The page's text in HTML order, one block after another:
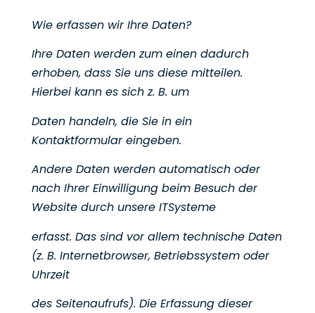
Wie erfassen wir Ihre Daten?
Ihre Daten werden zum einen dadurch
erhoben, dass Sie uns diese mitteilen.
Hierbei kann es sich z. B. um
Daten handeln, die Sie in ein
Kontaktformular eingeben.
Andere Daten werden automatisch oder
nach Ihrer Einwilligung beim Besuch der
Website durch unsere ITSysteme
erfasst. Das sind vor allem technische Daten
(z. B. Internetbrowser, Betriebssystem oder
Uhrzeit
des Seitenaufrufs). Die Erfassung dieser